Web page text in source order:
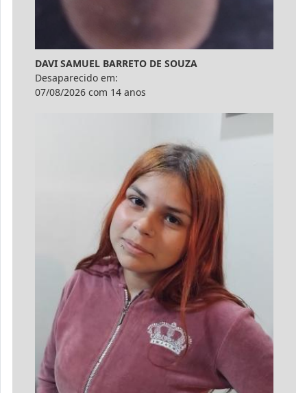
DAVI SAMUEL BARRETO DE SOUZA
Desaparecido em:
07/08/2026 com 14 anos